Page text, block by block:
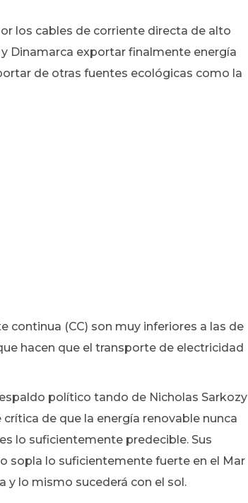
los cables de corriente directa de alto
Dinamarca exportar finalmente energía
de otras fuentes ecológicas como la
continua (CC) son muy inferiores a las de
hacen que el transporte de electricidad
político tando de Nicholas Sarkozy
de que la energía renovable nunca
lo suficientemente predecible. Sus
sopla lo suficientemente fuerte en el Mar
y lo mismo sucederá con el sol.